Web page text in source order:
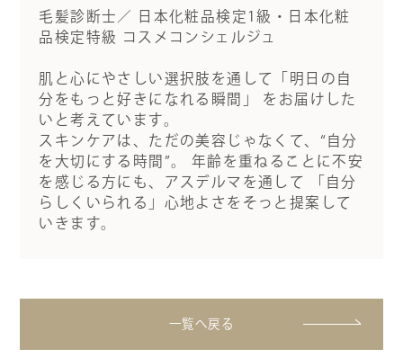
毛髪診断士／ 日本化粧品検定1級・日本化粧
品検定特級 コスメコンシェルジュ
肌と心にやさしい選択肢を通して「明日の自
分をもっと好きになれる瞬間」 をお届けした
いと考えています。
スキンケアは、ただの美容じゃなくて、“自分
を大切にする時間”。 年齢を重ねることに不安
を感じる方にも、アスデルマを通して 「自分
らしくいられる」心地よさをそっと提案して
いきます。
一覧へ戻る